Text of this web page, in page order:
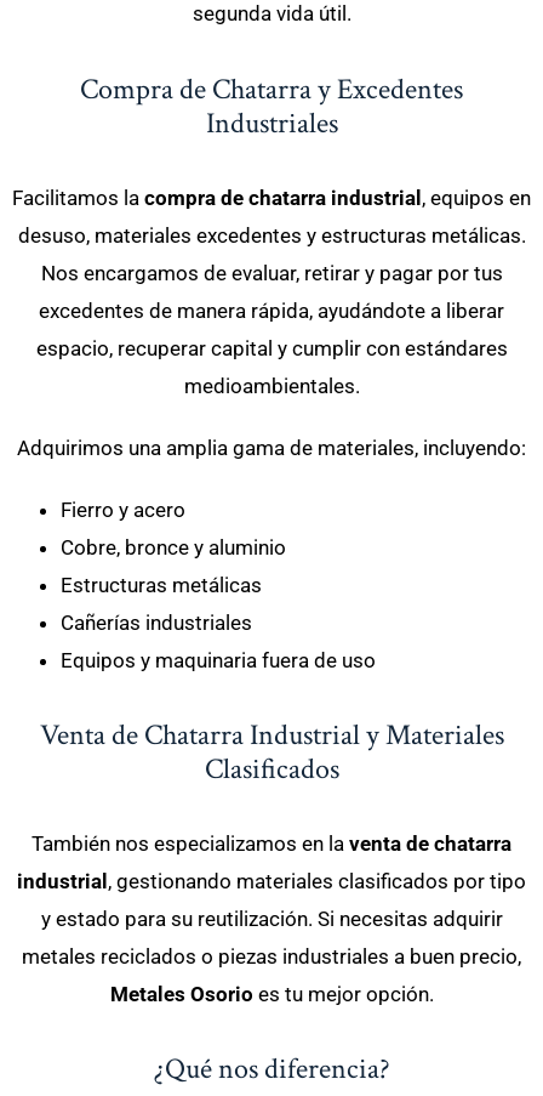
segunda vida útil.
Compra de Chatarra y Excedentes
Industriales
Facilitamos la compra de chatarra industrial, equipos en
desuso, materiales excedentes y estructuras metálicas.
Nos encargamos de evaluar, retirar y pagar por tus
excedentes de manera rápida, ayudándote a liberar
espacio, recuperar capital y cumplir con estándares
medioambientales.
Adquirimos una amplia gama de materiales, incluyendo:
Fierro y acero
Cobre, bronce y aluminio
Estructuras metálicas
Cañerías industriales
Equipos y maquinaria fuera de uso
Venta de Chatarra Industrial y Materiales
Clasificados
También nos especializamos en la venta de chatarra
industrial , gestionando materiales clasificados por tipo
y estado para su reutilización. Si necesitas adquirir
metales reciclados o piezas industriales a buen precio,
Metales Osorio es tu mejor opción.
¿Qué nos diferencia?